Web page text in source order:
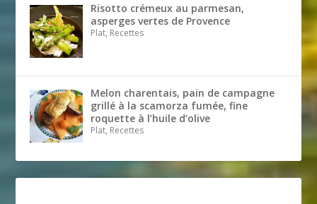
Risotto crémeux au parmesan,
asperges vertes de Provence
Plat, Recettes
Melon charentais, pain de campagne
grillé à la scamorza fumée, fine
roquette à l’huile d’olive
Plat, Recettes